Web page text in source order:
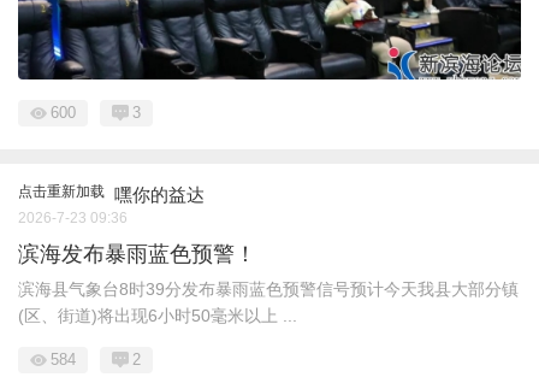
600 3
点击重新加载 嘿你的益达
2026-7-23 09:36
滨海发布暴雨蓝色预警！
滨海县气象台8时39分发布暴雨蓝色预警信号预计今天我县大部分镇
(区、街道)将出现6小时50毫米以上 ...
584 2